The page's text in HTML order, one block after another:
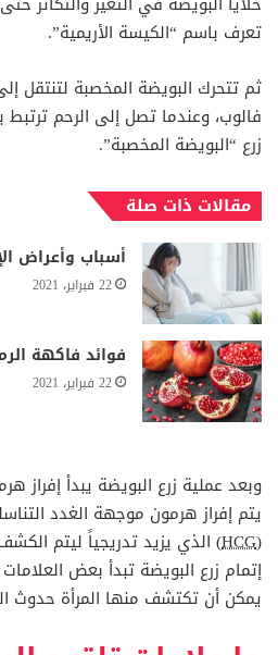
تعرف باسم “الكيسة الأريمية”.
ثم تتحرك البويضة المخصبة لتنتقل
فالوب، وعندما تصل إلى الرحم
زرع “البويضة المخصبة”.
مقالات ذات صلة
أسباب وأعراض
22 فبراير، 2021
فوائد فاكهة
22 فبراير، 2021
وبعد عملية زرع البويضة يبدأ إفراز
يتم إفراز هرمون موجهة الغدد
(
HCG) الذي يزيد تدريجياً ليتم
إتمام زرع البويضة تبدأ بعض
يمكن أن تكتشف منها المرأة حدوث